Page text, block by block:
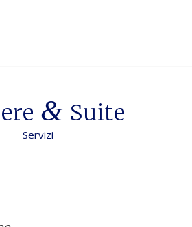
& Suite
Servizi